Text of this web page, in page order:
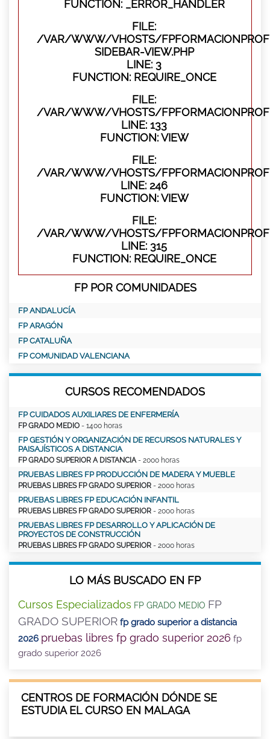
FUNCTION: _ERROR_HANDLER
FILE:
/VAR/WWW/VHOSTS/
SIDEBAR-VIEW.PHP
LINE: 3
FUNCTION: REQUIRE_ONCE
FILE:
/VAR/WWW/VHOSTS/
LINE: 133
FUNCTION: VIEW
FILE:
/VAR/WWW/VHOSTS/
LINE: 246
FUNCTION: VIEW
FILE:
/VAR/WWW/VHOSTS/
LINE: 315
FUNCTION: REQUIRE_ONCE
FP POR COMUNIDADES
FP ANDALUCÍA
FP ARAGÓN
FP CATALUÑA
FP COMUNIDAD VALENCIANA
CURSOS RECOMENDADOS
FP CUIDADOS AUXILIARES DE ENFERMERÍA
FP GRADO MEDIO - 1400 horas
FP GESTIÓN Y ORGANIZACIÓN DE RECURSOS NATURALES Y
PAISAJÍSTICOS A DISTANCIA
FP GRADO SUPERIOR A DISTANCIA - 2000 horas
PRUEBAS LIBRES FP PRODUCCIÓN DE MADERA Y MUEBLE
PRUEBAS LIBRES FP GRADO SUPERIOR - 2000 horas
PRUEBAS LIBRES FP EDUCACIÓN INFANTIL
PRUEBAS LIBRES FP GRADO SUPERIOR - 2000 horas
PRUEBAS LIBRES FP DESARROLLO Y APLICACIÓN DE
PROYECTOS DE CONSTRUCCIÓN
PRUEBAS LIBRES FP GRADO SUPERIOR - 2000 horas
LO MÁS BUSCADO EN FP
Cursos Especializados FP GRADO MEDIO FP
GRADO SUPERIOR fp grado superior a distancia
2026 pruebas libres fp grado superior 2026 fp
grado superior 2026
CENTROS DE FORMACIÓN DÓNDE SE
ESTUDIA EL CURSO EN MALAGA